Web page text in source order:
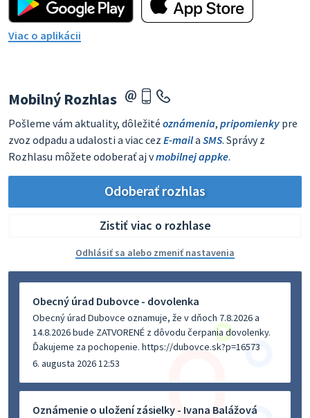
Viac o aplikácii
Mobilný Rozhlas
Pošleme vám aktuality, dôležité oznámenia, pripomienky pre
zvoz odpadu a udalosti a viac cez E-maila SMS. Správy z
Rozhlasu môžete odoberať aj vmobilnej appke.
Odoberať rozhlas
Zistiť viac o rozhlase
Odhlásiť sa alebo zmeniť nastavenia
Obecný úrad Dubovce - dovolenka
Obecný úrad Dubovce oznamuje, že v dňoch 7.8.2026 a
14.8.2026 bude ZATVORENÉ z dôvodu čerpania dovolenky.
Ďakujeme za pochopenie. https://dubovce.sk?p=16573
6. augusta 2026 12:53
Oznámenie o uložení zásielky - Ivana Balážová